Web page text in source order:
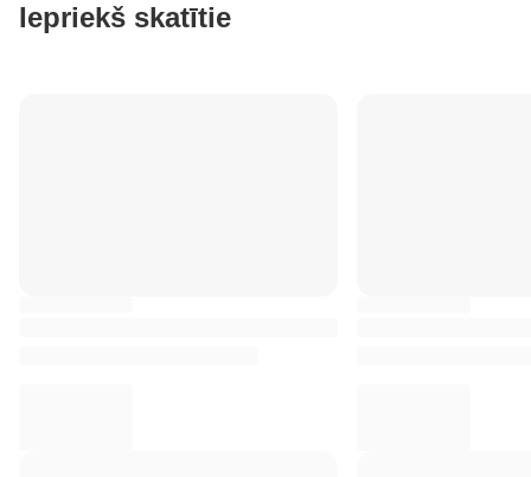
Iepriekš skatītie